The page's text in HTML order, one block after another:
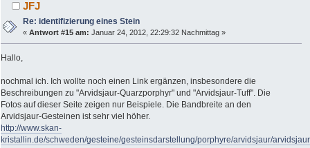
JFJ
Re: identifizierung eines Stein
«Antwort #15 am: Januar 24, 2012, 22:29:32 Nachmittag »
Hallo,
nochmal ich. Ich wollte noch einen Link ergänzen, insbesondere die
Beschreibungen zu "Arvidsjaur-Quarzporphyr" und "Arvidsjaur-Tuff". Die
Fotos auf dieser Seite zeigen nur Beispiele. Die Bandbreite an den
Arvidsjaur-Gesteinen ist sehr viel höher.
http://www.skan-
kristallin.de/schweden/gesteine/gesteinsdarstellung/porphyre/arvidsjaur/